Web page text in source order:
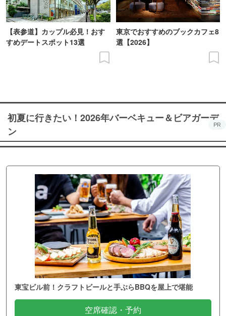
【表参道】カップル必見！おす
すめデートスポット13選
東京でおすすめのブックカフェ8
選【2026】
初夏に行きたい！2026年バーベキュー＆ビアガーデ
ン
PR
東宝ビル前！クラフトビールと手ぶらBBQを屋上で堪能
空席確認・予約